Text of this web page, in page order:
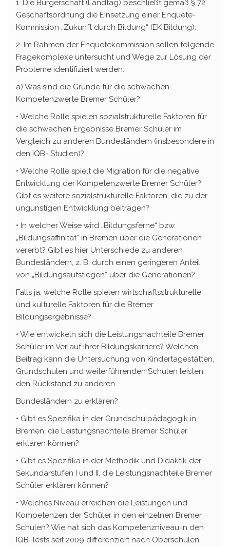
1. Die Bürgerschaft (Landtag) beschließt gemäß § 72
Geschäftsordnung die Einsetzung einer Enquete-
Kommission „Zukunft durch Bildung“ (EK Bildung).
2. Im Rahmen der Enquetekommission sollen folgende
Fragekomplexe untersucht und Wege zur Lösung der
Probleme identifiziert werden:
a) Was sind die Gründe für die schwachen
Kompetenzwerte Bremer Schüler?
• Welche Rolle spielen sozialstrukturelle Faktoren für
die schwachen Ergebnisse Bremer Schüler im
Vergleich zu anderen Bundesländern (insbesondere in
den IQB- Studien)?
• Welche Rolle spielt die Migration für die negative
Entwicklung der Kompetenzwerte Bremer Schüler?
Gibt es weitere sozialstrukturelle Faktoren, die zu der
ungünstigen Entwicklung beitragen?
• In welcher Weise wird „Bildungsferne“ bzw.
„Bildungsaffinität“ in Bremen über die Generationen
vererbt? Gibt es hier Unterschiede zu anderen
Bundesländern, z. B. durch einen geringeren Anteil
von „Bildungsaufstiegen“ über die Generationen?
Falls ja, welche Rolle spielen wirtschaftsstrukturelle
und kulturelle Faktoren für die Bremer
Bildungsergebnisse?
• Wie entwickeln sich die Leistungsnachteile Bremer
Schüler im Verlauf ihrer Bildungskarriere? Welchen
Beitrag kann die Untersuchung von Kindertagestätten,
Grundschulen und weiterführenden Schulen leisten,
den Rückstand zu anderen
Bundesländern zu erklären?
• Gibt es Spezifika in der Grundschulpädagogik in
Bremen, die Leistungsnachteile Bremer Schüler
erklären können?
• Gibt es Spezifika in der Methodik und Didaktik der
Sekundarstufen I und II, die Leistungsnachteile Bremer
Schüler erklären können?
• Welches Niveau erreichen die Leistungen und
Kompetenzen der Schüler in den einzelnen Bremer
Schulen? Wie hat sich das Kompetenzniveau in den
IQB-Tests seit 2009 differenziert nach Oberschulen